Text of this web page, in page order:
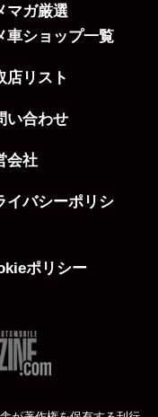
マガ厳選
車ショップ一覧
店リスト
い合わせ
会社
イバシーポリシ
ポリシー